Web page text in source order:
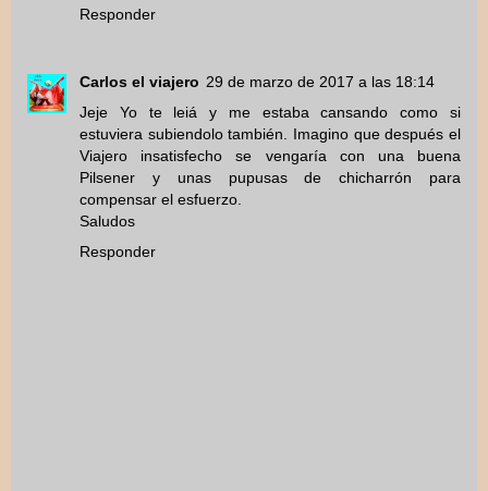
Responder
Carlos el viajero 29 de marzo de 2017 a las 18:14
Jeje Yo te leiá y me estaba cansando como si
estuviera subiendolo también. Imagino que después el
Viajero insatisfecho se vengaría con una buena
Pilsener y unas pupusas de chicharrón para
compensar el esfuerzo.
Saludos
Responder